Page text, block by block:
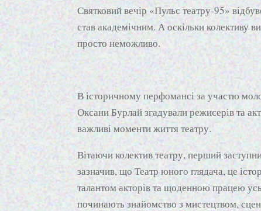
Святковий вечір «Пульс театру-95»
став академічним. А оскільки колективу
просто неможливо.
В історичному перфомансі за участю
Оксани Бурлай згадували режисерів та
важливі моменти життя театру.
Вітаючи колектив театру, перший
зазначив, що Театр юного глядача, це
талантом акторів та щоденною працею
починають знайомство з мистецтвом,